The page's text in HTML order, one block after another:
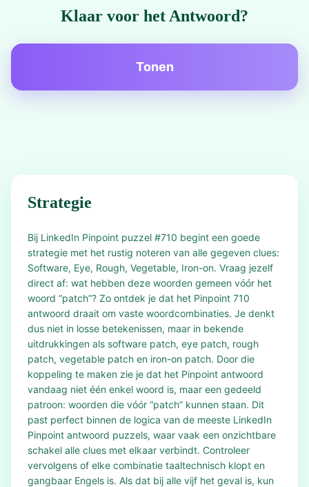
Klaar voor het Antwoord?
Tonen
Strategie
Bij LinkedIn Pinpoint puzzel #710 begint een goede
strategie met het rustig noteren van alle gegeven clues:
Software, Eye, Rough, Vegetable, Iron-on. Vraag jezelf
direct af: wat hebben deze woorden gemeen vóór het
woord “patch”? Zo ontdek je dat het Pinpoint 710
antwoord draait om vaste woordcombinaties. Je denkt
dus niet in losse betekenissen, maar in bekende
uitdrukkingen als software patch, eye patch, rough
patch, vegetable patch en iron-on patch. Door die
koppeling te maken zie je dat het Pinpoint antwoord
vandaag niet één enkel woord is, maar een gedeeld
patroon: woorden die vóór “patch” kunnen staan. Dit
past perfect binnen de logica van de meeste LinkedIn
Pinpoint antwoord puzzels, waar vaak een onzichtbare
schakel alle clues met elkaar verbindt. Controleer
vervolgens of elke combinatie taaltechnisch klopt en
gangbaar Engels is. Als dat bij alle vijf het geval is, kun